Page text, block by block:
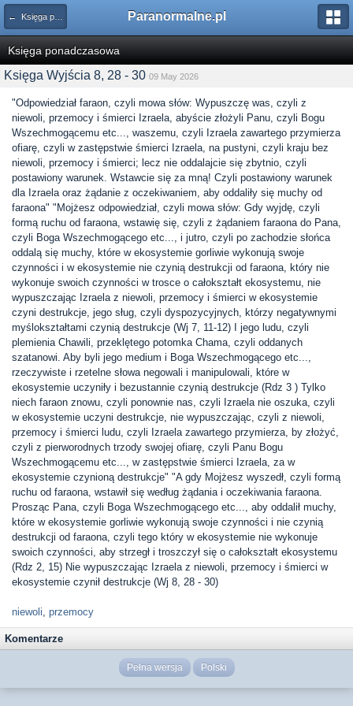
← Księga ponadczasowa Paranormalne.pl
Księga ponadczasowa
Księga Wyjścia 8, 28 - 30 09 May 2026
"Odpowiedział faraon, czyli mowa słów: Wypuszczę was, czyli z
niewoli, przemocy i śmierci Izraela, abyście złożyli Panu, czyli Bogu
Wszechmogącemu etc..., waszemu, czyli Izraela zawartego przymierza
ofiarę, czyli w zastępstwie śmierci Izraela, na pustyni, czyli kraju bez
niewoli, przemocy i śmierci; lecz nie oddalajcie się zbytnio, czyli
postawiony warunek. Wstawcie się za mną! Czyli postawiony warunek
dla Izraela oraz żądanie z oczekiwaniem, aby oddaliły się muchy od
faraona" "Mojżesz odpowiedział, czyli mowa słów: Gdy wyjdę, czyli
formą ruchu od faraona, wstawię się, czyli z żądaniem faraona do Pana,
czyli Boga Wszechmogącego etc..., i jutro, czyli po zachodzie słońca
oddalą się muchy, które w ekosystemie gorliwie wykonują swoje
czynności i w ekosystemie nie czynią destrukcji od faraona, który nie
wykonuje swoich czynności w trosce o całokształt ekosystemu, nie
wypuszczając Izraela z niewoli, przemocy i śmierci w ekosystemie
czyni destrukcje, jego sług, czyli dyspozycyjnych, którzy negatywnymi
myślokształtami czynią destrukcje (Wj 7, 11-12) I jego ludu, czyli
plemienia Chawili, przeklętego potomka Chama, czyli oddanych
szatanowi. Aby byli jego medium i Boga Wszechmogącego etc...,
rzeczywiste i rzetelne słowa negowali i manipulowali, które w
ekosystemie uczyniły i bezustannie czynią destrukcje (Rdz 3 ) Tylko
niech faraon znowu, czyli ponownie nas, czyli Izraela nie oszuka, czyli
w ekosystemie uczyni destrukcje, nie wypuszczając, czyli z niewoli,
przemocy i śmierci ludu, czyli Izraela zawartego przymierza, by złożyć,
czyli z pierworodnych trzody swojej ofiarę, czyli Panu Bogu
Wszechmogącemu etc..., w zastępstwie śmierci Izraela, za w
ekosystemie czynioną destrukcje" "A gdy Mojżesz wyszedł, czyli formą
ruchu od faraona, wstawił się według żądania i oczekiwania faraona.
Prosząc Pana, czyli Boga Wszechmogącego etc..., aby oddalił muchy,
które w ekosystemie gorliwie wykonują swoje czynności i nie czynią
destrukcji od faraona, czyli tego który w ekosystemie nie wykonuje
swoich czynności, aby strzegł i troszczył się o całokształt ekosystemu
(Rdz 2, 15) Nie wypuszczając Izraela z niewoli, przemocy i śmierci w
ekosystemie czynił destrukcje (Wj 8, 28 - 30)
niewoli, przemocy
Komentarze
Pełna wersja Polski